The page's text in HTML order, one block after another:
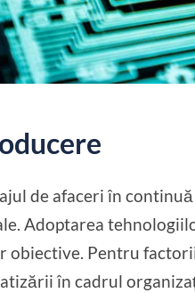
de afaceri în
Adoptarea
obiective. Pentru
în cadrul